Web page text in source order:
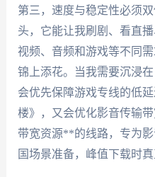
第三，速度与稳定性必须
头，它能让我刷剧、看直
视频、音频和游戏等不同
锦上添花。当我需要沉浸
会优先保障游戏专线的低
楼》，又会优化影音传输
带宽资源**的线路，专为
国场景准备，峰值下载时